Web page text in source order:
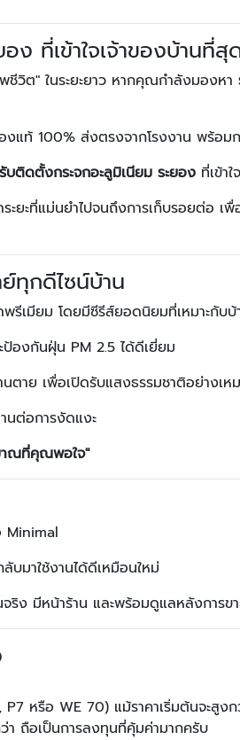
ง ที่เข้าใจเจ้าของบ้านที่สุ
ชีวิต" ในระยะยาว หากคุณกำลังมองหา
งแท้ 100% ส่งตรงจากโรงงาน พร้อ
รับติดตั้งกระจกอะลูมิเนียม ระยอง ที่เข้า
ะยะที่แม่นยำไปจนถึงการเก็บรอยต่อ
ทุกดีไซน์บ้าน
พรีเมียม โดยมีซีรีส์ยอดนิยมที่เหมาะกับ
องกันฝุ่น PM 2.5 ได้ดีเยี่ยม
ตาย เพื่อเปิดรับแสงธรรมชาติอย่างเห
นต่อการงัดแงะ
าณที่คุณพอใจ"
Minimal
มาใช้งานได้ดีเหมือนใหม่
ริง มีหน้าร้าน และพร้อมดูแลหลังการข
หรือ WE 70) แม้ราคาเริ่มต้นจะสู
า ถือเป็นการลงทุนที่คุ้มค่ามากครับ